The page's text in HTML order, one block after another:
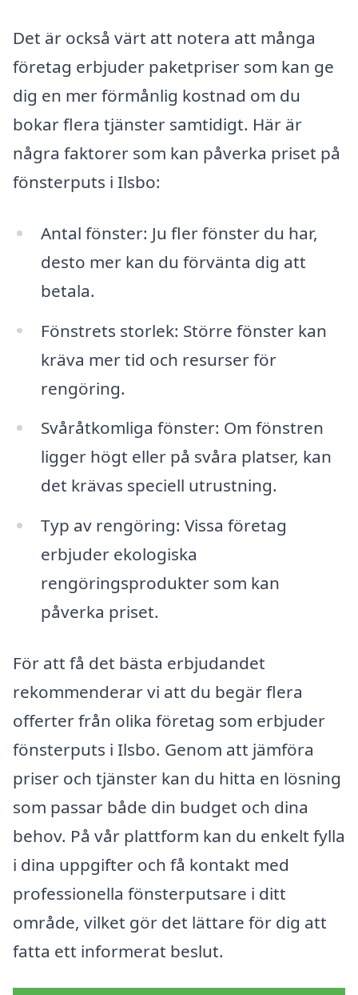
Det är också värt att notera att många
företag erbjuder paketpriser som kan ge
dig en mer förmånlig kostnad om du
bokar flera tjänster samtidigt. Här är
några faktorer som kan påverka priset på
fönsterputs i Ilsbo:
Antal fönster: Ju fler fönster du har,
desto mer kan du förvänta dig att
betala.
Fönstrets storlek: Större fönster kan
kräva mer tid och resurser för
rengöring.
Svåråtkomliga fönster: Om fönstren
ligger högt eller på svåra platser, kan
det krävas speciell utrustning.
Typ av rengöring: Vissa företag
erbjuder ekologiska
rengöringsprodukter som kan
påverka priset.
För att få det bästa erbjudandet
rekommenderar vi att du begär flera
offerter från olika företag som erbjuder
fönsterputs i Ilsbo. Genom att jämföra
priser och tjänster kan du hitta en lösning
som passar både din budget och dina
behov. På vår plattform kan du enkelt fylla
i dina uppgifter och få kontakt med
professionella fönsterputsare i ditt
område, vilket gör det lättare för dig att
fatta ett informerat beslut.